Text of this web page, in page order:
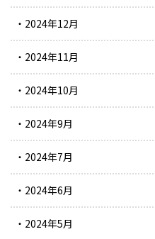
2024年12月
2024年11月
2024年10月
2024年9月
2024年7月
2024年6月
2024年5月